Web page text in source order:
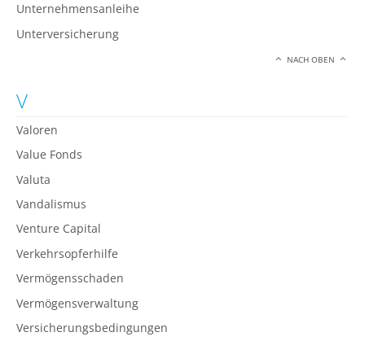
Unternehmensanleihe
Unterversicherung
NACH OBEN
V
Valoren
Value Fonds
Valuta
Vandalismus
Venture Capital
Verkehrsopferhilfe
Vermögensschaden
Vermögensverwaltung
Versicherungsbedingungen